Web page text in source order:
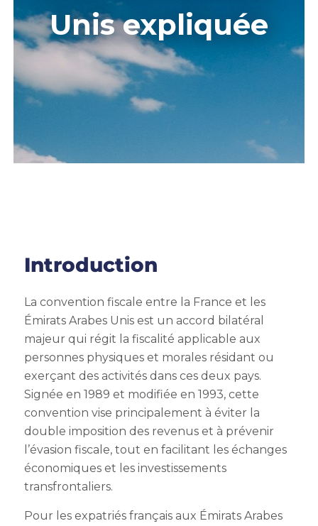
Unis expliquée
Introduction
La convention fiscale entre la France et les
Émirats Arabes Unis est un accord bilatéral
majeur qui régit la fiscalité applicable aux
personnes physiques et morales résidant ou
exerçant des activités dans ces deux pays.
Signée en 1989 et modifiée en 1993, cette
convention vise principalement à éviter la
double imposition des revenus et à prévenir
l’évasion fiscale, tout en facilitant les échanges
économiques et les investissements
transfrontaliers.
Pour les expatriés français aux Émirats Arabes